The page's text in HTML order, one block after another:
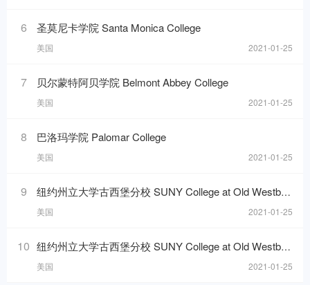
6 圣莫尼卡学院 Santa Monica College
美国 2021-01-25
7 贝尔蒙特阿贝学院 Belmont Abbey College
美国 2021-01-25
8 巴洛玛学院 Palomar College
美国 2021-01-25
9 纽约州立大学古西堡分校 SUNY College at Old Westbury
美国 2021-01-25
10 纽约州立大学古西堡分校 SUNY College at Old Westbury
美国 2021-01-25